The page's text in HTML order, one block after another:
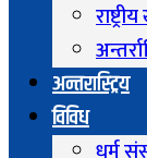
अन्तरास्ट्रिय
विविध